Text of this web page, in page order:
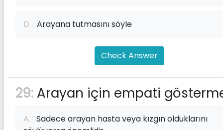
D. Arayana tutmasını söyle
Check Answer
29: Arayan için empati
A. Sadece arayan hasta veya kızgın olduklarını